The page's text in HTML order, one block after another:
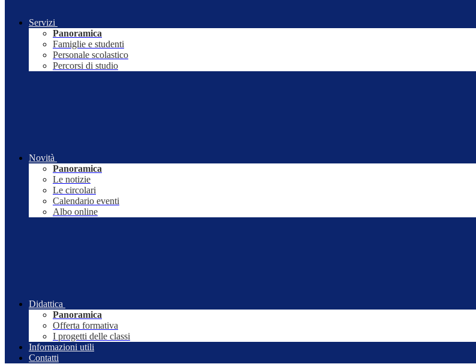
Servizi
Panoramica
Famiglie e studenti
Personale scolastico
Percorsi di studio
Novità
Panoramica
Le notizie
Le circolari
Calendario eventi
Albo online
Didattica
Panoramica
Offerta formativa
I progetti delle classi
Informazioni utili
Contatti